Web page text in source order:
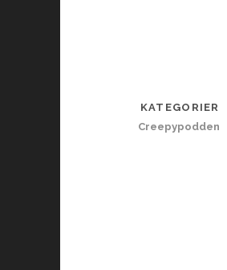
KATEGORIER
Creepypodden